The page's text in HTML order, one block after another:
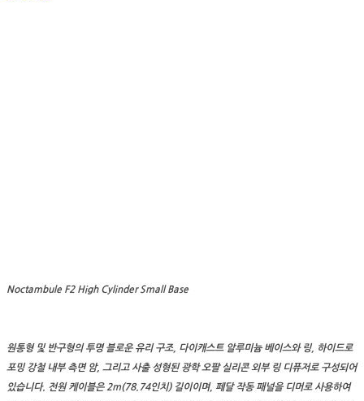
Noctambule F2 High Cylinder Small Base
원통형 및 반구형의 투명 블로운 유리 구조, 다이캐스트 알루미늄 베이스와 링, 하이드로
포밍 강철 내부 측면 암, 그리고 사출 성형된 광학 오팔 실리콘 외부 링 디퓨저로 구성되어
있습니다. 전원 케이블은 2m(78.74인치) 길이이며, 페달 작동 패널을 디머로 사용하여